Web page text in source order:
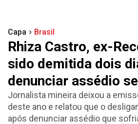
Capa Brasil
Rhiza Castro, ex-
sido demitida dois
denunciar assédio
Jornalista mineira deixou a
deste ano e relatou que o
após denunciar assédio que